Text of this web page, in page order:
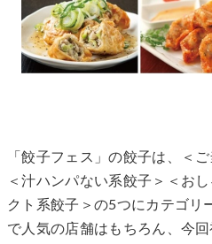
「餃子フェス」の餃子は、＜
＜汁ハンパない系餃子＞＜お
クト系餃子＞の5つにカテゴリ
で人気の店舗はもちろん、今